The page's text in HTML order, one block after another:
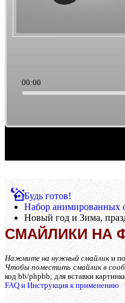
00:00
Будь готов!
Набор анимированных
Новый год и Зима,
СМАЙЛИКИ НА
Нажмите на нужный смайлик и
Чтобы поместить смайлик в
код bb/phpbb; для вставки
FAQ и Инструкция к применению